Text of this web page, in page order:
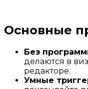
Основные
Без
делаются в
редакторе.
Умные